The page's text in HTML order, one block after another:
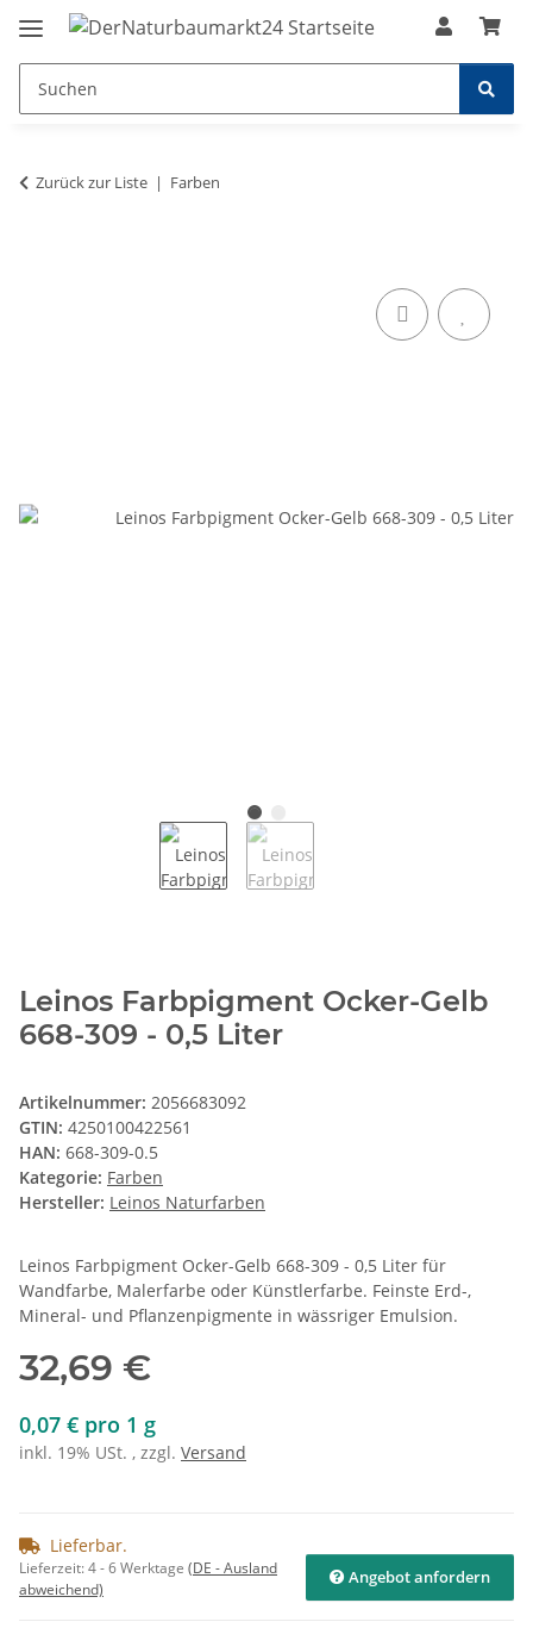
Zurück zur Liste Farben
Leinos Farbpigment Ocker-Gelb
668-309 - 0,5 Liter
Artikelnummer: 2056683092
GTIN: 4250100422561
HAN: 668-309-0.5
Kategorie: Farben
Hersteller: Leinos Naturfarben
Leinos Farbpigment Ocker-Gelb 668-309 - 0,5 Liter für
Wandfarbe, Malerfarbe oder Künstlerfarbe. Feinste Erd-,
Mineral- und Pflanzenpigmente in wässriger Emulsion.
32,69 €
0,07 € pro 1 g
inkl. 19% USt. , zzgl. Versand
Lieferbar.
Lieferzeit:4 - 6 Werktage (DE - Ausland
abweichend)
Angebot anfordern